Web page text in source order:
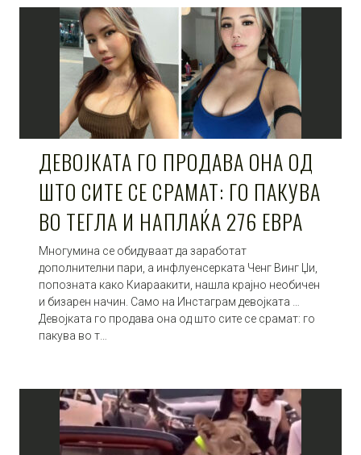
ДЕВОЈКАТА ГО ПРОДАВА ОНА ОД
ШТО СИТЕ СЕ СРАМАТ: ГО ПАКУВА
ВО ТЕГЛА И НАПЛАЌА 276 ЕВРА
Многумина се обидуваат да заработат
дополнителни пари, а инфлуенсерката Ченг Винг Џи,
попозната како Киараакити, нашла крајно необичен
и бизарен начин. Само на Инстаграм девојката …
Девојката го продава она од што сите се срамат: го
пакува во т…